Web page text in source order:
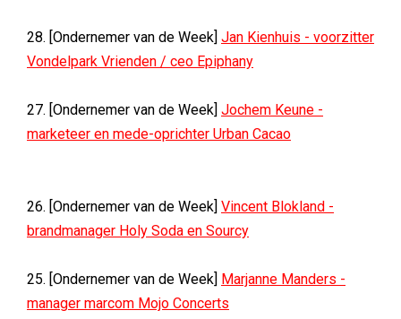
28. [Ondernemer van de Week] Jan Kienhuis - voorzitter
Vondelpark Vrienden / ceo Epiphany
27. [Ondernemer van de Week] Jochem Keune -
marketeer en mede-oprichter Urban Cacao
26. [Ondernemer van de Week] Vincent Blokland -
brandmanager Holy Soda en Sourcy
25. [Ondernemer van de Week] Marjanne Manders -
manager marcom Mojo Concerts